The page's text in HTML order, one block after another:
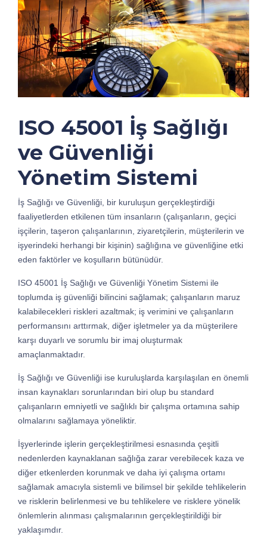
ISO 45001 İş Sağlığı
ve Güvenliği
Yönetim Sistemi
İş Sağlığı ve Güvenliği, bir kuruluşun gerçekleştirdiği
faaliyetlerden etkilenen tüm insanların (çalışanların, geçici
işçilerin, taşeron çalışanlarının, ziyaretçilerin, müşterilerin ve
işyerindeki herhangi bir kişinin) sağlığına ve güvenliğine etki
eden faktörler ve koşulların bütünüdür.
ISO 45001 İş Sağlığı ve Güvenliği Yönetim Sistemi ile
toplumda iş güvenliği bilincini sağlamak; çalışanların maruz
kalabilecekleri riskleri azaltmak; iş verimini ve çalışanların
performansını arttırmak, diğer işletmeler ya da müşterilere
karşı duyarlı ve sorumlu bir imaj oluşturmak
amaçlanmaktadır.
İş Sağlığı ve Güvenliği ise kuruluşlarda karşılaşılan en önemli
insan kaynakları sorunlarından biri olup bu standard
çalışanların emniyetli ve sağlıklı bir çalışma ortamına sahip
olmalarını sağlamaya yöneliktir.
İşyerlerinde işlerin gerçekleştirilmesi esnasında çeşitli
nedenlerden kaynaklanan sağlığa zarar verebilecek kaza ve
diğer etkenlerden korunmak ve daha iyi çalışma ortamı
sağlamak amacıyla sistemli ve bilimsel bir şekilde tehlikelerin
ve risklerin belirlenmesi ve bu tehlikelere ve risklere yönelik
önlemlerin alınması çalışmalarının gerçekleştirildiği bir
yaklaşımdır.